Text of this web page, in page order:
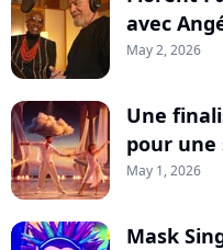
avec
May 2, 2026
Une
pour une
May 1, 2026
Mask